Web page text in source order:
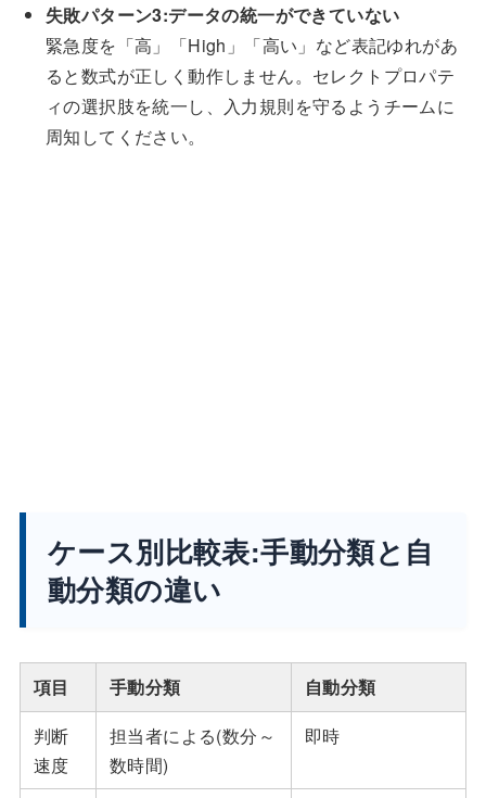
失敗パターン3:データの統一ができていない
緊急度を「高」「High」「高い」など表記ゆれがあ
ると数式が正しく動作しません。セレクトプロパテ
ィの選択肢を統一し、入力規則を守るようチームに
周知してください。
ケース別比較表:手動分類と自
動分類の違い
項目 手動分類
自動分類
判断
速度
担当者による(数分～
数時間)
即時